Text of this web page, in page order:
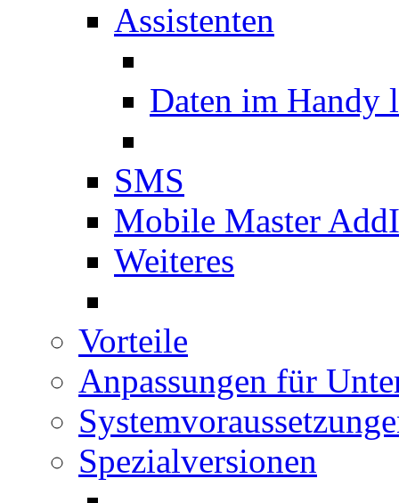
Assistenten
Daten im Handy
SMS
Mobile Master
Weiteres
Vorteile
Anpassungen für
Spezialversionen